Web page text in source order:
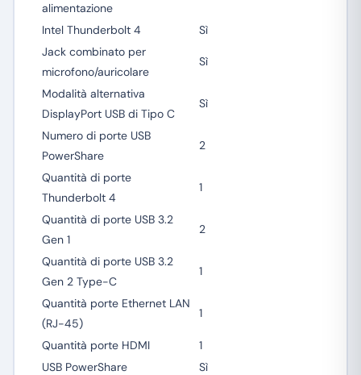
alimentazione
Intel Thunderbolt 4
Sì
Jack combinato per
microfono/auricolare
Sì
Modalità alternativa
DisplayPort USB di Tipo C
Sì
Numero di porte USB
PowerShare
2
Quantità di porte
Thunderbolt 4
1
Quantità di porte USB 3.2
Gen 1
2
Quantità di porte USB 3.2
Gen 2 Type-C
1
Quantità porte Ethernet LAN
(RJ-45)
1
Quantità porte HDMI
1
USB PowerShare
Sì